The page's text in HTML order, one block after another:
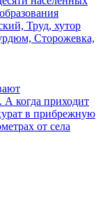
Труд, хутор
Сторожевка,
когда приходит
в прибрежную
от села